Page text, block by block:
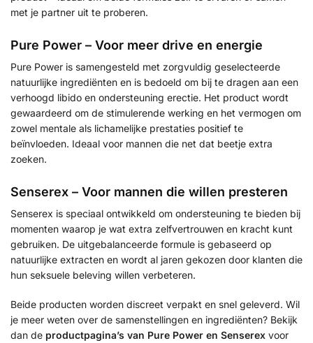
met je partner uit te proberen.
Pure Power – Voor meer drive en energie
Pure Power is samengesteld met zorgvuldig geselecteerde
natuurlijke ingrediënten en is bedoeld om bij te dragen aan een
verhoogd libido en ondersteuning erectie. Het product wordt
gewaardeerd om de stimulerende werking en het vermogen om
zowel mentale als lichamelijke prestaties positief te
beïnvloeden. Ideaal voor mannen die net dat beetje extra
zoeken.
Senserex – Voor mannen die willen presteren
Senserex is speciaal ontwikkeld om ondersteuning te bieden bij
momenten waarop je wat extra zelfvertrouwen en kracht kunt
gebruiken. De uitgebalanceerde formule is gebaseerd op
natuurlijke extracten en wordt al jaren gekozen door klanten die
hun seksuele beleving willen verbeteren.
Beide producten worden discreet verpakt en snel geleverd. Wil
je meer weten over de samenstellingen en ingrediënten? Bekijk
dan de productpagina’s van Pure Power en Senserex voor